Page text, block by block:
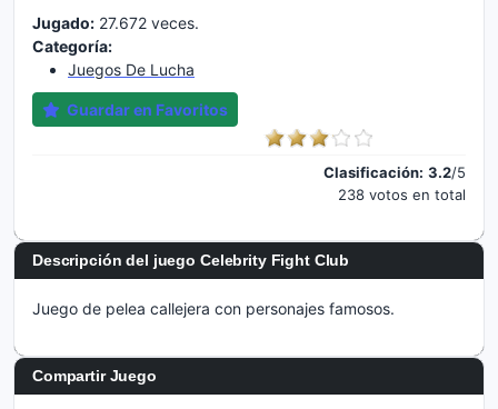
Jugado: 27.672 veces.
Categoría:
Juegos De Lucha
Guardar en Favoritos
Clasificación: 3.2/5
238 votos en total
Descripción del juego Celebrity Fight Club
Juego de pelea callejera con personajes famosos.
Compartir Juego